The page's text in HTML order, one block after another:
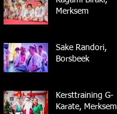
Merksem
Sake Randori,
Borsbeek
Kersttraining G-
Karate, Merksem